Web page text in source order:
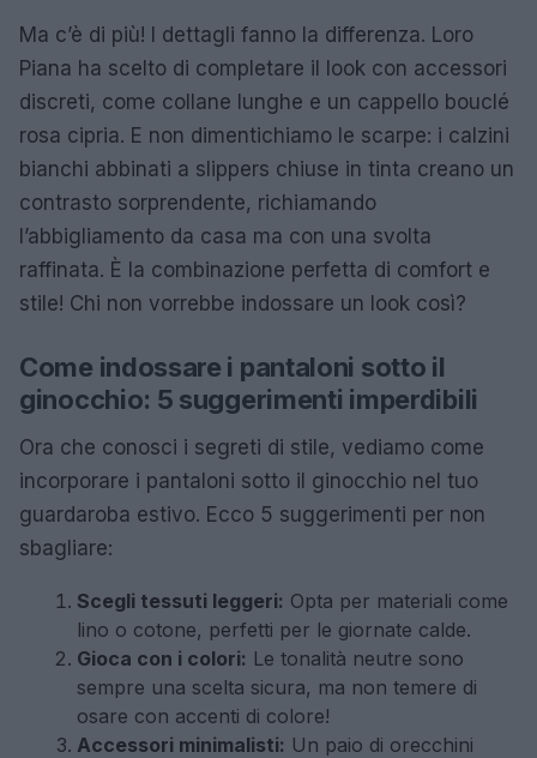
Ma c’è di più! I dettagli fanno la differenza. Loro
Piana ha scelto di completare il look con accessori
discreti, come collane lunghe e un cappello bouclé
rosa cipria. E non dimentichiamo le scarpe: i calzini
bianchi abbinati a slippers chiuse in tinta creano un
contrasto sorprendente, richiamando
l’abbigliamento da casa ma con una svolta
raffinata. È la combinazione perfetta di comfort e
stile! Chi non vorrebbe indossare un look così?
Come indossare i pantaloni sotto il
ginocchio: 5 suggerimenti imperdibili
Ora che conosci i segreti di stile, vediamo come
incorporare i pantaloni sotto il ginocchio nel tuo
guardaroba estivo. Ecco 5 suggerimenti per non
sbagliare:
Scegli tessuti leggeri: Opta per materiali come
lino o cotone, perfetti per le giornate calde.
Gioca con i colori: Le tonalità neutre sono
sempre una scelta sicura, ma non temere di
osare con accenti di colore!
Accessori minimalisti: Un paio di orecchini